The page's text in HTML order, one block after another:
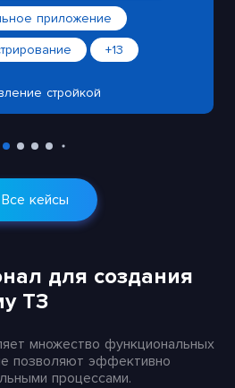
приложение
+13
стройкой
Все кейсы
для создания
ТЗ
множество функциональных
позволяют эффективно
процессами.